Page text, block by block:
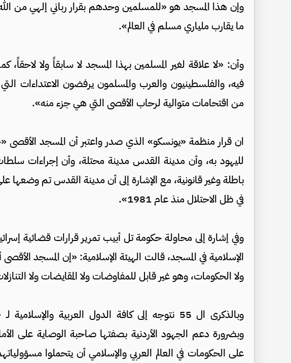
وإن هذا المسجد هو «للمسلمين وحدهم بقرار رباني إلهي من
ما يقارب ملياري مسلم في العالم».
وأن: «لا علاقة لغير المسلمين بهذا المسجد لا سابقاً ولا لاحقاً،
فيه، والفلسطينيون والعرب والمسلمون يرفضون الاعتداءات التي
من اقتحامات متوالية لرحاب الأقصى التي هي جزء منه».
ان قرار منظمة «يونسكو» الذي صدر واعتبر أن المسجد
لليهود به، وأن مدينة القدس مدينة محتلة، وأن إجراءات
باطلة وغير قانونية، مع الإشارة إلى أن مدينة القدس تم وضعها
في ظل الاحتلال منذ عام 1981».
وفي إشارة إلى محاولة حكومة تل أبيب تمرير قرارات قضائية
الإسلامية في المسجد، قالت الهيئة الإسلامية: «إن المسجد
ولا الحكومات، وهو غير قابل للمفاوضات ولا المقايضات ولا
وبالذكرى ال 55 نتوجه إلى كافة الدول العربية
وبضرورة دعم الجهود الأردنية بصفتها صاحبة الوصاية على
على الحكومات في العالم العربي والإسلامي أن يتحملوا